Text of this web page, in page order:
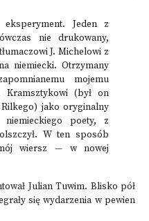
eksperyment. Jeden z
nie drukowany,
J. Michelowi z
niemiecki. Otrzymany
mojemu
Kramsztykowi (był on
jako oryginalny
niemieckiego poety, z
W ten sposób
wiersz — w nowej
Julian Tuwim. Blisko pół
się wydarzenia w pewien